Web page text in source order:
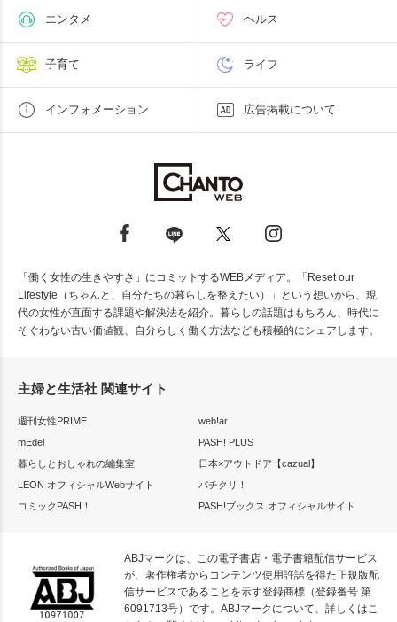
エンタメ ヘルス
子育て ライフ
インフォメーション 広告掲載について
「働く女性の生きやすさ」にコミットするWEBメディア。「Reset our
Lifestyle（ちゃんと、自分たちの暮らしを整えたい）」という想いから、現
代の女性が直面する課題や解決法を紹介。暮らしの話題はもちろん、時代に
そぐわない古い価値観、自分らしく働く方法なども積極的にシェアします。
主婦と生活社 関連サイト
週刊女性PRIME
web!ar
mEdel
PASH! PLUS
暮らしとおしゃれの編集室
日本×アウトドア【cazual】
LEON オフィシャルWebサイト
パチクリ！
コミックPASH！
PASH!ブックス オフィシャルサイト
ABJマークは、この電子書店・電子書籍配信サービス
が、著作権者からコンテンツ使用許諾を得た正規版配
信サービスであることを示す登録商標（登録番号 第
6091713号）です。ABJマークについて、詳しくはこ